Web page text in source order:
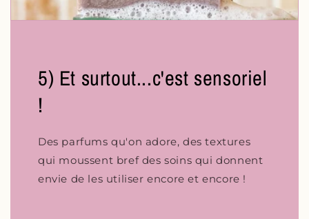
5) Et surtout...c'est sensoriel
!
Des parfums qu'on adore, des textures
qui moussent bref des soins qui donnent
envie de les utiliser encore et encore !